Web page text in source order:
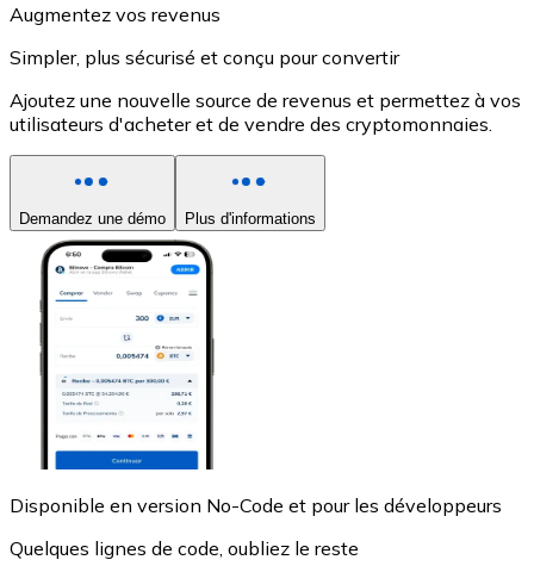
ETH
USD Coin
Augmentez vos revenus
Simpler, plus sécurisé et conçu pour convertir
Ajoutez une nouvelle source de revenus et permettez à vos
utilisateurs d'acheter et de vendre des cryptomonnaies.
Demandez une démo Plus d'informations
Disponible en version No-Code et pour les développeurs
Quelques lignes de code, oubliez le reste